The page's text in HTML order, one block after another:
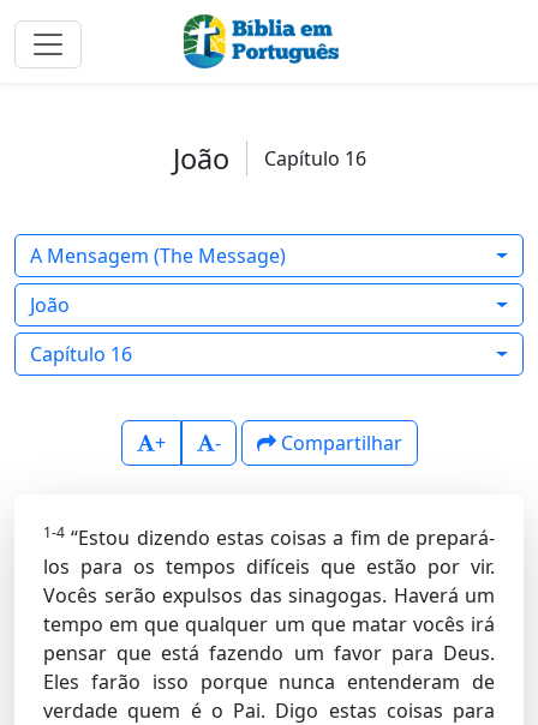
João Capítulo 16
A Mensagem (The Message)
João
Capítulo 16
+ - Compartilhar
1-4 “Estou dizendo estas coisas a fim de prepará-
los para os tempos difíceis que estão por vir.
Vocês serão expulsos das sinagogas. Haverá um
tempo em que qualquer um que matar vocês irá
pensar que está fazendo um favor para Deus.
Eles farão isso porque nunca entenderam de
verdade quem é o Pai. Digo estas coisas para